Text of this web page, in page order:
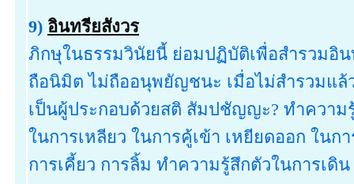
9) อินทรียสังวร
ภิกษุในธรรมวินัยนี้ ย่อมปฏิบัติเพื่อสำรวมอิ
ถือนิมิต ไม่ถืออนุพยัญชนะ เมื่อไม่สำรวมแล้
เป็นผู้ประกอบด้วยสติ สัมปชัญญะ? ทำความ
ในการเหลียว ในการคู้เข้า เหยียดออก ใน
การเคี้ยว การลิ้ม ทำความรู้สึกตัวในการเดิ